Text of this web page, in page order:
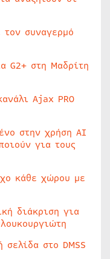
συναγερμό
G2+ στη Μαδρίτη
Ajax PRO
στην χρήση AI
για τους
κάθε χώρου με
διάκριση για
στο DMSS